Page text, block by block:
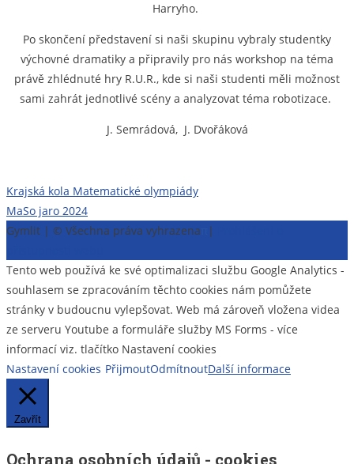
Harryho.
Po skončení představení si naši skupinu vybraly studentky
výchovné dramatiky a připravily pro nás workshop na téma
právě zhlédnuté hry R.U.R., kde si naši studenti měli možnost
sami zahrát jednotlivé scény a analyzovat téma robotizace.
J. Semrádová, J. Dvořáková
Navigace
pro
příspěvek
Krajská kola Matematické olympiády
MaSo jaro 2024
Gymlit | © Všechna práva vyhrazena
|
Tento web používá ke své optimalizaci službu Google Analytics -
souhlasem se zpracováním těchto cookies nám pomůžete
stránky v budoucnu vylepšovat. Web má zároveň vložena videa
ze serveru Youtube a formuláře služby MS Forms - více
informací viz. tlačítko Nastavení cookies
Nastavení cookies PřijmoutOdmítnoutDalší informace
Zavřít
Ochrana osobních údajů - cookies